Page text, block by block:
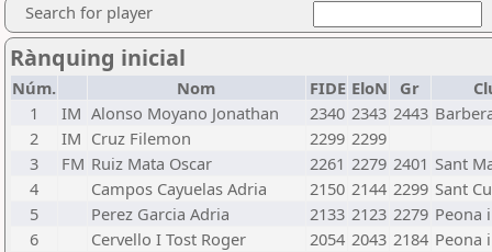
Search for player
Rànquing inicial
Núm. Nom FIDE EloN Gr
1
IM Alonso Moyano Jonathan 2340 2343 2443
2
IM Cruz Filemon 2299 2299
3
FM Ruiz Mata Oscar 2261 2279 2401 Sant
4
Campos Cayuelas Adria 2150 2144 2299 Sant
5
Perez Garcia Adria 2133 2123 2279 Peona
6
Cervello I Tost Roger 2054 2043 2184 Peona